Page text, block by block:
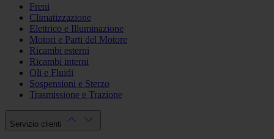
Freni
Climatizzazione
Elettrico e Illuminazione
Motori e Parti del Motore
Ricambi esterni
Ricambi interni
Oli e Fluidi
Sospensioni e Sterzo
Trasmissione e Trazione
Servizio clienti